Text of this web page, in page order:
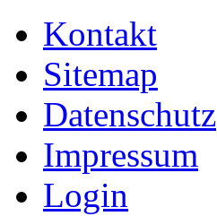
Kontakt
Sitemap
Datenschutz
Impressum
Login